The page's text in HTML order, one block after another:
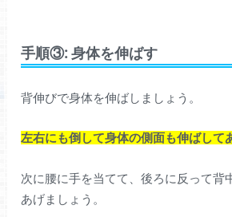
手順③: 身体を伸ばす
背伸びで身体を伸ばしましょう。
左右にも倒して身体の側面も伸ばして
次に腰に手を当てて、後ろに反って背
あげましょう。